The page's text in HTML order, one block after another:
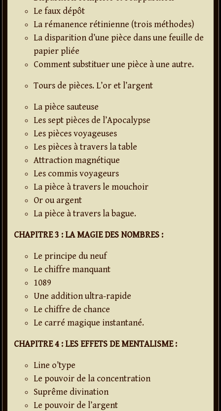
Le faux dépôt
La rémanence rétinienne (trois méthodes)
La disparition d’une pièce dans une feuille de
papier pliée
Comment substituer une pièce à une autre.
Tours de pièces. L’or et l’argent
La pièce sauteuse
Les sept pièces de l’Apocalypse
Les pièces voyageuses
Les pièces à travers la table
Attraction magnétique
Les commis voyageurs
La pièce à travers le mouchoir
Or ou argent
La pièce à travers la bague.
CHAPITRE 3 : LA MAGIE DES NOMBRES :
Le principe du neuf
Le chiffre manquant
1089
Une addition ultra-rapide
Le chiffre de chance
Le carré magique instantané.
CHAPITRE 4 : LES EFFETS DE MENTALISME :
Line o’type
Le pouvoir de la concentration
Suprême divination
Le pouvoir de l’argent